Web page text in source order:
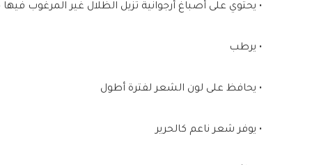
• يحتوي على أصباغ أرجوانية تزيل الظلال غير المرغوب
• يرطب
• يحافظ على لون الشعر لفترة أطول
• يوفر شعر ناعم كالحرير